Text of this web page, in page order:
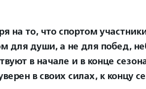
на то, что спортом
для души, а не для побед,
в начале и в конце
в своих силах, к концу